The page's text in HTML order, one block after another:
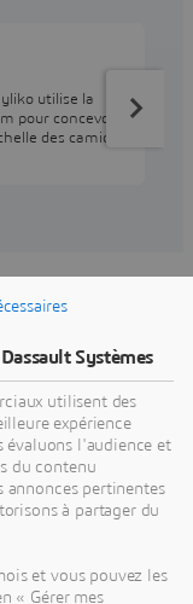
utilise la
pour concevoir,
des camions
vous aider à
et vos objectifs
Systèmes
utilisent des
expérience
évaluons l'audience et
du contenu
annonces pertinentes
à partager du
et vous pouvez les
« Gérer mes